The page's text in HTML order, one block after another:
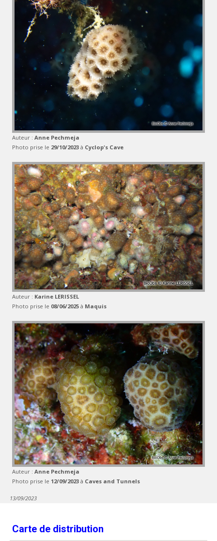
Auteur : Anne Pechmeja
Photo prise le 29/10/2023 à Cyclop's Cave
Auteur : Karine LERISSEL
Photo prise le 08/06/2025 à Maquis
Auteur : Anne Pechmeja
Photo prise le 12/09/2023 à Caves and Tunnels
13/09/2023
Carte de distribution